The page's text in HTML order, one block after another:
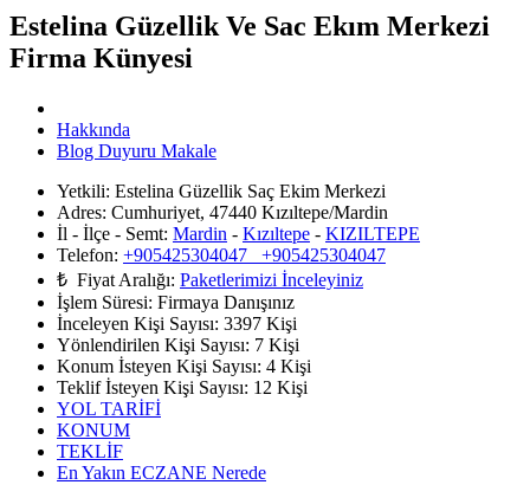
Estelina Güzellik Ve Sac Ekım Merkezi
Firma Künyesi
Hakkında
Blog Duyuru Makale
Yetkili: Estelina Güzellik Saç Ekim Merkezi
Adres: Cumhuriyet, 47440 Kızıltepe/Mardin
İl - İlçe - Semt: Mardin - Kızıltepe - KIZILTEPE
Telefon: +905425304047 +905425304047
₺ Fiyat Aralığı: Paketlerimizi İnceleyiniz
İşlem Süresi: Firmaya Danışınız
İnceleyen Kişi Sayısı: 3397 Kişi
Yönlendirilen Kişi Sayısı: 7 Kişi
Konum İsteyen Kişi Sayısı: 4 Kişi
Teklif İsteyen Kişi Sayısı: 12 Kişi
YOL TARİFİ
KONUM
TEKLİF
En Yakın ECZANE Nerede